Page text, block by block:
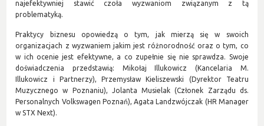
najefektywniej stawić czoła wyzwaniom związanym z tą
problematyką.
Praktycy biznesu opowiedzą o tym, jak mierzą się w swoich
organizacjach z wyzwaniem jakim jest różnorodność oraz o tym, co
w ich ocenie jest efektywne, a co zupełnie się nie sprawdza. Swoje
doświadczenia przedstawią: Mikołaj Illukowicz (Kancelaria M.
Illukowicz i Partnerzy), Przemysław Kieliszewski (Dyrektor Teatru
Muzycznego w Poznaniu), Jolanta Musielak (Członek Zarządu ds.
Personalnych Volkswagen Poznań), Agata Landzwójczak (HR Manager
w STX Next).